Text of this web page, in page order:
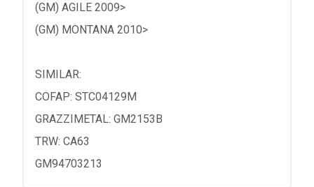
(GM) AGILE 2009>
(GM) MONTANA 2010>
SIMILAR:
COFAP: STC04129M
GRAZZIMETAL: GM2153B
TRW: CA63
GM94703213